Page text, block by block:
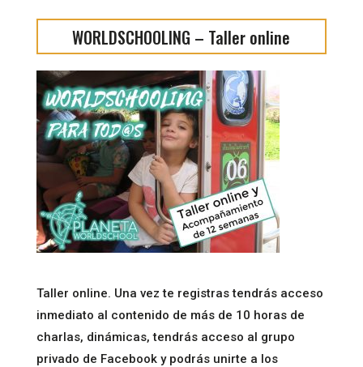
WORLDSCHOOLING – Taller online
Taller online. Una vez te registras tendrás acceso
inmediato al contenido de más de 10 horas de
charlas, dinámicas, tendrás acceso al grupo
privado de Facebook y podrás unirte a los